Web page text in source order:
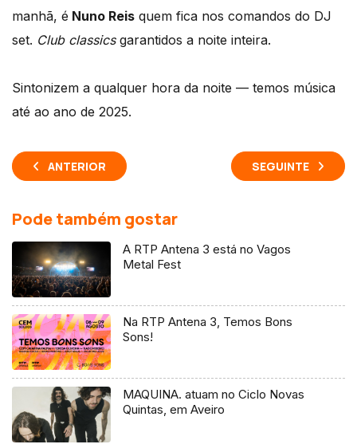
manhã, é Nuno Reis quem fica nos comandos do DJ
set. Club classicsgarantidos a noite inteira.
Sintonizem a qualquer hora da noite — temos música
até ao ano de 2025.
ANTERIOR SEGUINTE
Pode também gostar
A RTP Antena 3 está no Vagos
Metal Fest
Na RTP Antena 3, Temos Bons
Sons!
MAQUINA. atuam no Ciclo Novas
Quintas, em Aveiro